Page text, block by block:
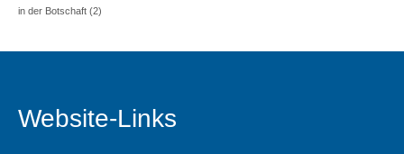
in der Botschaft (2)
Website-Links